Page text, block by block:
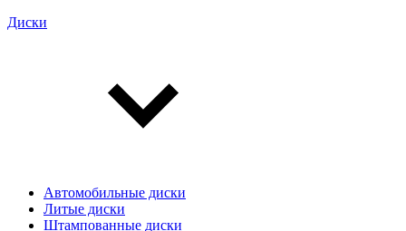
Диски
Автомобильные диски
Литые диски
Штампованные диски